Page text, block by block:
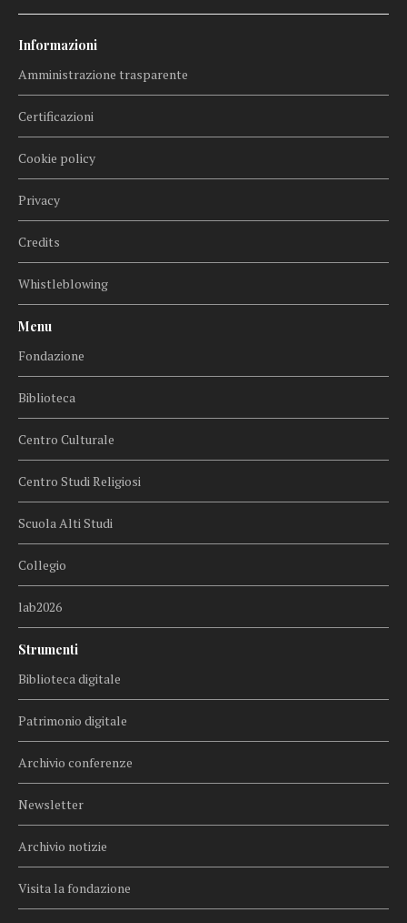
Informazioni
Amministrazione trasparente
Certificazioni
Cookie policy
Privacy
Credits
Whistleblowing
Menu
Fondazione
Biblioteca
Centro Culturale
Centro Studi Religiosi
Scuola Alti Studi
Collegio
lab2026
Strumenti
Biblioteca digitale
Patrimonio digitale
Archivio conferenze
Newsletter
Archivio notizie
Visita la fondazione